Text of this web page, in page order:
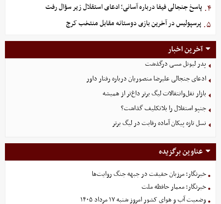
۴. پاسخ جنجالی فیفا درباره آسانی؛ ادعای استقلال زیر سؤال رفت
۵. پرسپولیس در آخرین بازی دوستانه مقابل منتخب کرج
آخرین اخبار
پدر لیونل مسی درگذشت
ادعای جنجالی علیرضا منصوریان درباره رفتار داور
بازار نقل‌وانتقالات لیگ برتر داغ‌تر از همیشه
جنپو استقلال را بلاتکلیف گذاشت؟
نسل تازه پیکان آماده رقابت در لیگ برتر
عناوین برگزیده
خبرنگار؛ مرزبان حقیقت در جبهه جنگ روایت‌ها
خبرنگار؛ معمار حافظه ملت
وضعیت آب و هوای کشور امروز شنبه ۱۷ مرداد ۱۴۰۵